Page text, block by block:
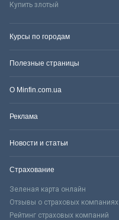
Купить злотый
Курсы по городам
Полезные страницы
О Minfin.com.ua
Реклама
Новости и статьи
Страхование
Зеленая карта онлайн
Отзывы о страховых компаниях
Рейтинг страховых компаний